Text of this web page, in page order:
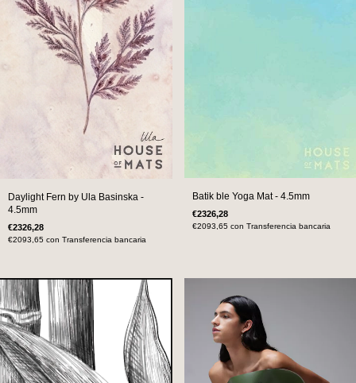
Daylight Fern by Ula Basinska -
4.5mm
€2326,28
€2093,65 con Transferencia bancaria
Batik ble Yoga Mat - 4.5mm
€2326,28
€2093,65 con Transferencia bancaria